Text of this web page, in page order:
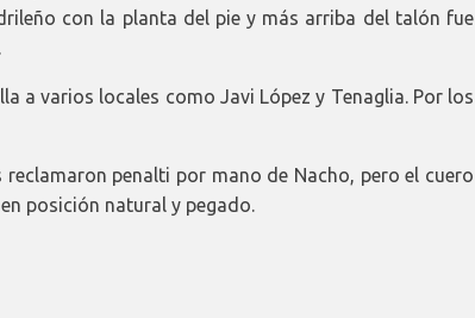
con la planta del pie y más arriba del talón fue
a varios locales como Javi López y Tenaglia. Por los
penalti por mano de Nacho, pero el cuero
posición natural y pegado.